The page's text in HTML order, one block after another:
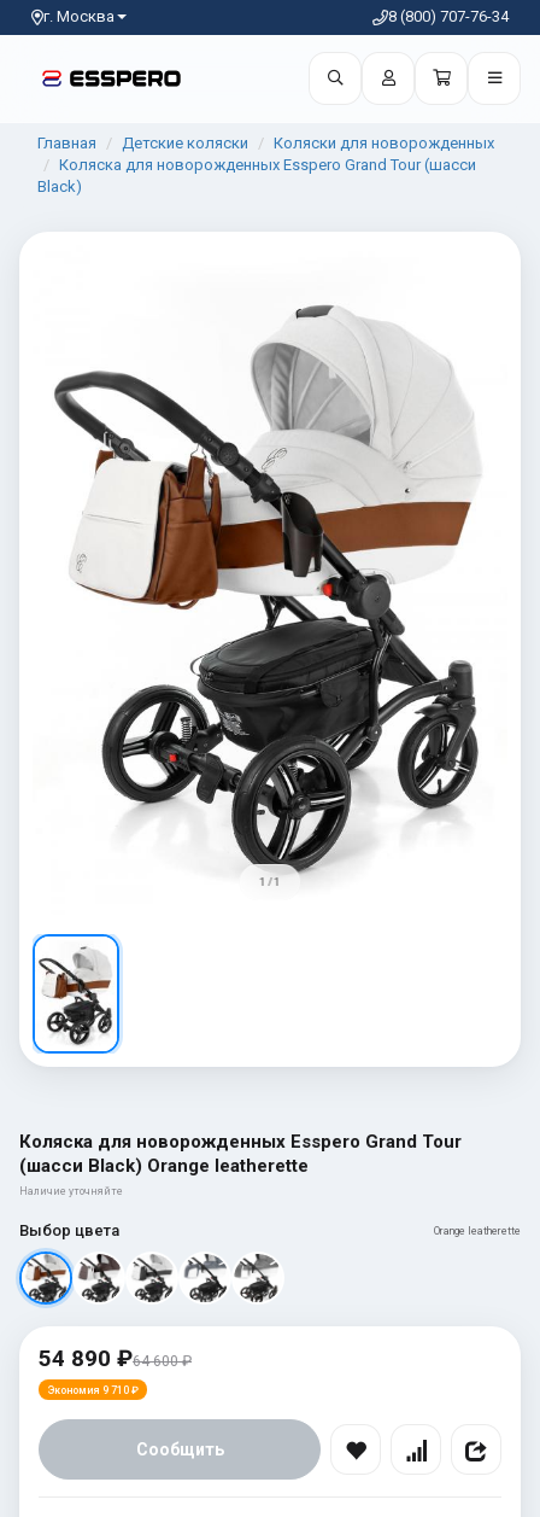
г. Москва 8 (800) 707-76-34
Главная Детские коляски
Коляски для новорожденных
Коляска для новорожденных Esspero Grand Tour (шасси
Black)
1 / 1
Коляска для новорожденных Esspero Grand Tour
(шасси Black) Orange leatherette
Наличие уточняйте
Выбор цвета Orange leatherette
54 890 ₽64 600 ₽
Экономия 9 710 ₽
Сообщить